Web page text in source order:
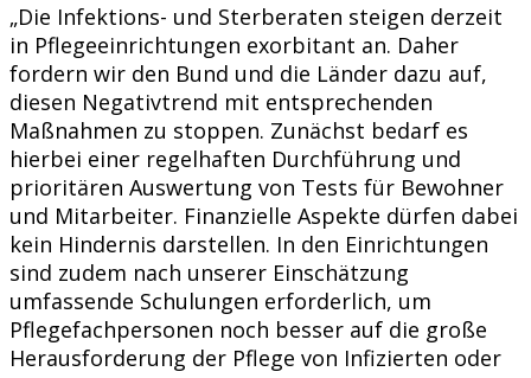
„Die Infektions- und Sterberaten steigen derzeit
in Pflegeeinrichtungen exorbitant an. Daher
fordern wir den Bund und die Länder dazu auf,
diesen Negativtrend mit entsprechenden
Maßnahmen zu stoppen. Zunächst bedarf es
hierbei einer regelhaften Durchführung und
prioritären Auswertung von Tests für Bewohner
und Mitarbeiter. Finanzielle Aspekte dürfen dabei
kein Hindernis darstellen. In den Einrichtungen
sind zudem nach unserer Einschätzung
umfassende Schulungen erforderlich, um
Pflegefachpersonen noch besser auf die große
Herausforderung der Pflege von Infizierten oder